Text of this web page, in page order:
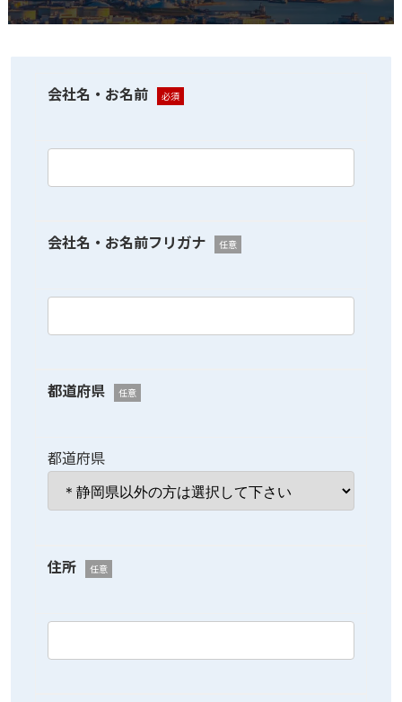
会社名・お名前 必須
会社名・お名前フリガナ 任意
都道府県 任意
都道府県
住所 任意